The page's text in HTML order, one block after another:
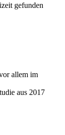
gefunden
allem im
aus 2017